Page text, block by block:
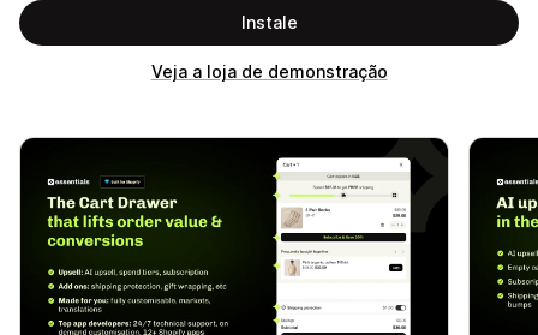
Instale
Veja a loja de demonstração